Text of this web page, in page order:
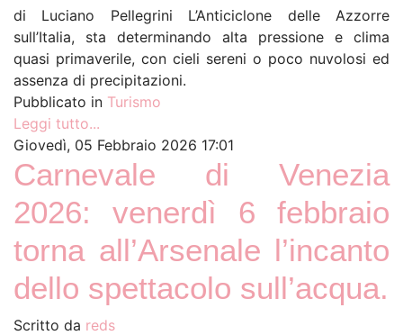
di Luciano Pellegrini L’Anticiclone delle Azzorre
sull’Italia, sta determinando alta pressione e clima
quasi primaverile, con cieli sereni o poco nuvolosi ed
assenza di precipitazioni.
Pubblicato in Turismo
Leggi tutto...
Giovedì, 05 Febbraio 2026 17:01
Carnevale di Venezia
2026: venerdì 6 febbraio
torna all’Arsenale l’incanto
dello spettacolo sull’acqua.
Scritto da reds